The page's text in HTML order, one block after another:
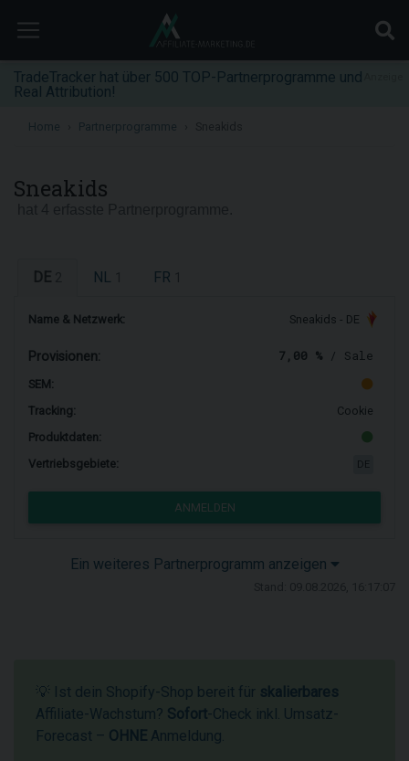
TradeTracker hat über 500 TOP-Partnerprogramme und
Real Attribution!
Home Partnerprogramme
Sneakids
DE NL FR
Name & Netzwerk: Sneakids - DE
Provisionen: 7,00 % / Sale
SEM:
Tracking:
Cookie
Produktdaten:
Vertriebsgebiete:
ANMELDEN
Ein weiteres Partnerprogramm anzeigen
💡 Ist dein Shopify-Shop bereit für skalierbares
Affiliate-Wachstum? Sofort-Check inkl. Umsatz-
Forecast – OHNE Anmeldung.